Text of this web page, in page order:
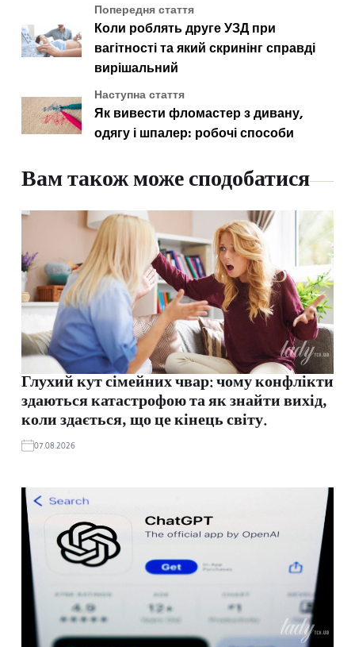
Попередня стаття
Коли роблять друге УЗД при
вагітності та який скринінг справді
вирішальний
Наступна стаття
Як вивести фломастер з дивану,
одягу і шпалер: робочі способи
Вам також може сподобатися
Глухий кут сімейних чвар: чому конфлікти
здаються катастрофою та як знайти вихід,
коли здається, що це кінець світу.
07.08.2026